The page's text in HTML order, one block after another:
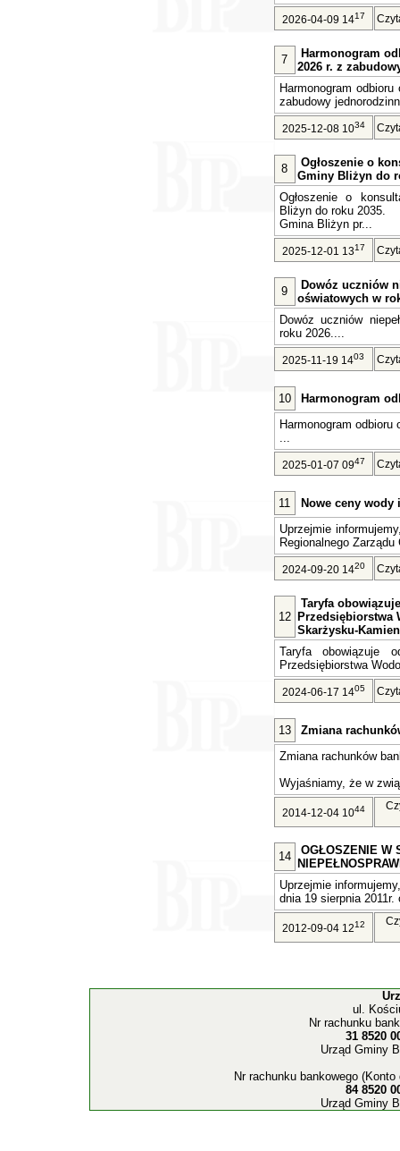
2026-04-09 1417
7
Harmonogram
2026 r. z
Harmonogram
zabudowy
2025-12-08 1034
8
Ogłoszenie o
Gminy Bliżyn do
Ogłoszenie o
Bliżyn do roku 2035.
Gmina Bliżyn pr...
2025-12-01 1317
9
Dowóz uczniów
oświatowych w
Dowóz uczniów
roku 2026....
2025-11-19 1403
10
Harmonogram
Harmonogram odbioru
...
2025-01-07 0947
11
Nowe ceny wody
Uprzejmie
Regionalnego
2024-09-20 1420
12
Taryfa
Przedsiębiorstwa
Skarżysku-
Taryfa obowiązuje
Przedsiębiorstwa
2024-06-17 1405
13
Zmiana
Zmiana rachunków
Wyjaśniamy, że w
2014-12-04 1044
14
OGŁOSZENIE W
Uprzejmie
dnia 19 sierpnia
2012-09-04 1212
ul.
Nr rachunku
31 8520
Urząd Gminy
Nr rachunku bankowego
84 8520
Urząd Gminy